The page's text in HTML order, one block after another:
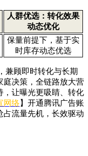
人群优选：转化效果
动态优化
保量前提下，基于实
时库存动态优选
兼顾即时转化与长期
庭决策，全链路放大营
，让曝光更吸睛、转化
网络】开通腾讯广告账
占流量先机，长效驱动